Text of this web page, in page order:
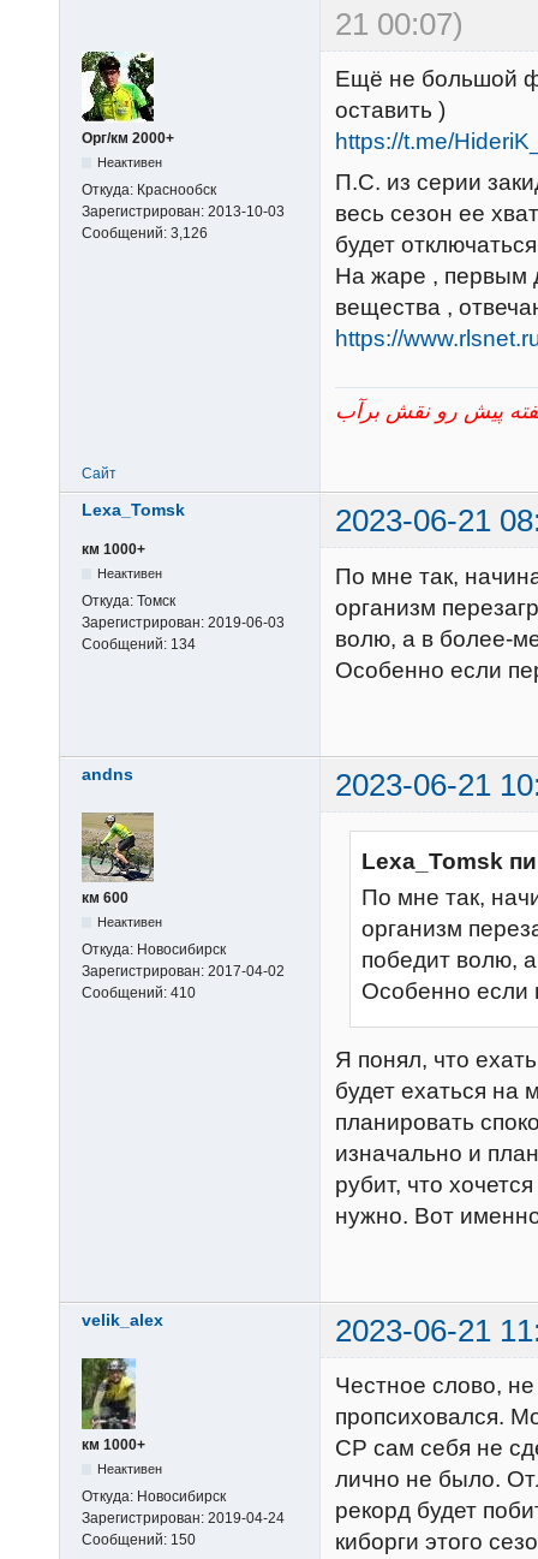
21 00:07)
Орг/км 2000+
Неактивен
Откуда: Краснообск
Зарегистрирован: 2013-10-03
Сообщений: 3,126
Ещё не большой
оставить )
https://t.me/
П.С. из серии
весь сезон ее
будет
На жаре , первым
вещества ,
https://
Сайт
Lexa_Tomsk 2023-06-21
км 1000+
Неактивен
Откуда: Томск
Зарегистрирован: 2019-06-03
Сообщений: 134
По мне так,
организм
волю, а в более-
Особенно если
andns 2023-06-21
км 600
Неактивен
Откуда: Новосибирск
Зарегистрирован: 2017-04-02
Сообщений: 410
Lexa_Tomsk
По мне так,
организм
победит волю,
Особенно если
Я понял, что
будет ехаться на
планировать
изначально и
рубит, что
нужно. Вот
velik_alex 2023-06-21
км 1000+
Неактивен
Откуда: Новосибирск
Зарегистрирован: 2019-04-24
Сообщений: 150
Честное слово,
пропсиховался.
СР сам себя не
лично не было.
рекорд будет
киборги этого